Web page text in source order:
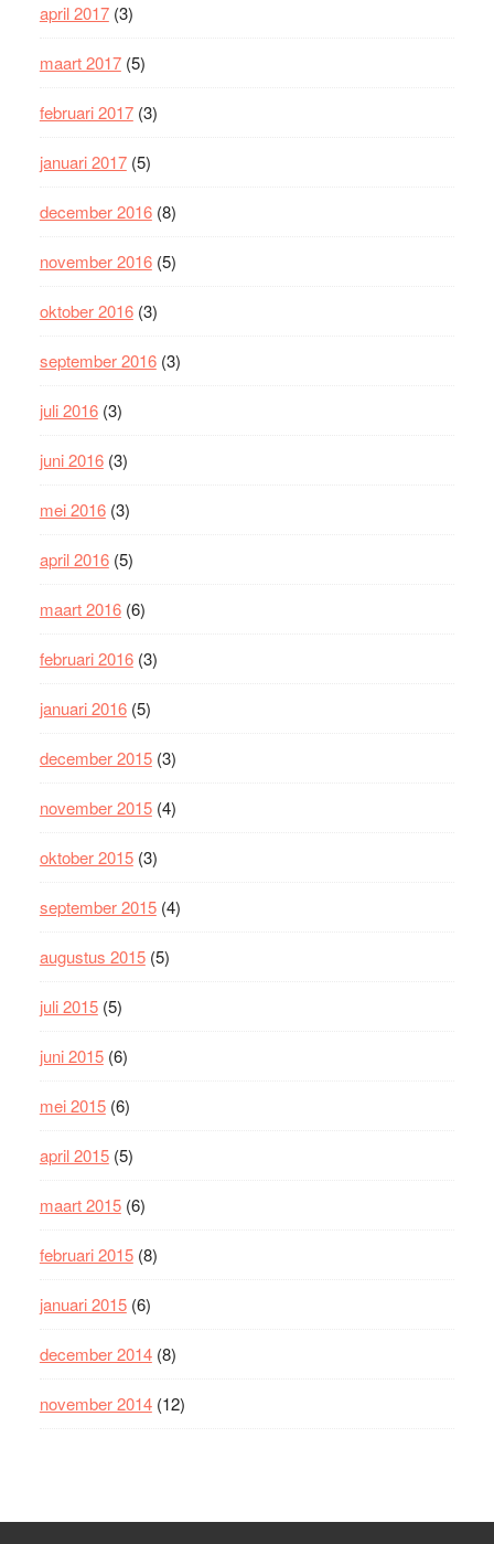
april 2017(3)
maart 2017(5)
februari 2017(3)
januari 2017(5)
december 2016(8)
november 2016(5)
oktober 2016(3)
september 2016(3)
juli 2016(3)
juni 2016(3)
mei 2016(3)
april 2016(5)
maart 2016(6)
februari 2016(3)
januari 2016(5)
december 2015(3)
november 2015(4)
oktober 2015(3)
september 2015(4)
augustus 2015(5)
juli 2015(5)
juni 2015(6)
mei 2015(6)
april 2015(5)
maart 2015(6)
februari 2015(8)
januari 2015(6)
december 2014(8)
november 2014(12)